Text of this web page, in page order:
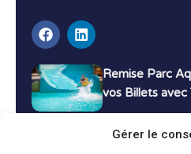
Gérer le
Remise Parc
vos Billets avec